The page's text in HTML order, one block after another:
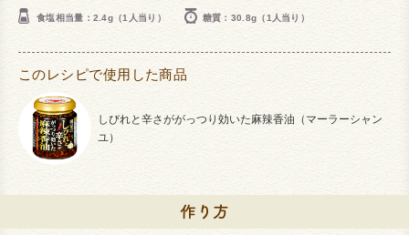
食塩相当量：2.4g（1人当り） 糖質：30.8g（1人当り）
このレシピで使用した商品
しびれと辛さががっつり効いた麻辣香油（マーラーシャン
ユ）